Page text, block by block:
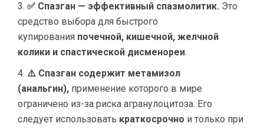
✅ Спазган — эффективный спазмолитик. Это
средство выбора для быстрого
купирования почечной, кишечной, желчной
колики и спастической дисменореи.
⚠️ Спазган содержит метамизол
(анальгин), применение которого в мире
ограничено из-за риска агранулоцитоза. Его
следует использовать краткосрочно и только при